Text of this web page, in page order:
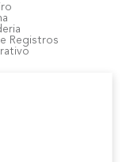
Registros